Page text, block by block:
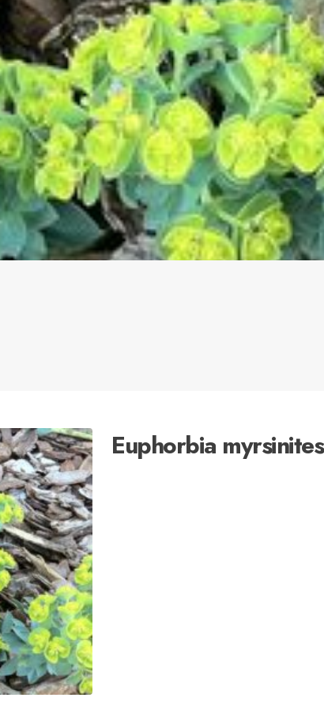
Euphorbia myrsinites